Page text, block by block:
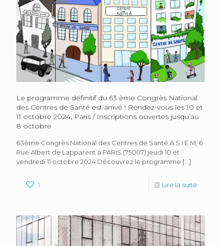
Le programme définitif du 63 ème Congrès National
des Centres de Santé est arrivé ! Rendez-vous les 10 et
11 octobre 2024, Paris / Inscriptions ouvertes jusqu’au
8 octobre
63ème Congrès National des Centres de Santé A.S.I.E.M, 6
Rue Albert de Lapparent à PARIS (75007) jeudi 10 et
vendredi 11 octobre 2024 Découvrez le programme […]
1 Lire la suite